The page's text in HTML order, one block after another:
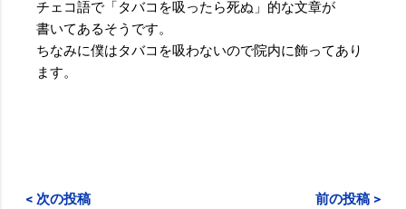
チェコ語で「タバコを吸ったら死ぬ」的な文章が
書いてあるそうです。
ちなみに僕はタバコを吸わないので院内に飾ってあり
ます。
< 次の投稿 前の投稿 >